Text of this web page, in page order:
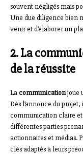
souvent négligés mais
Une due diligence bien
venir et d’élaborer un
2. La
de la réussite
Lacommunicationjoue
Dès l’annonce du
communication claire
différentes parties
actionnaires et médias.
clés adaptés à leurs